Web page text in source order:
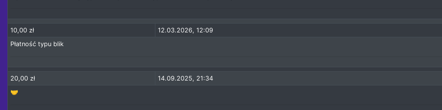
10,00 zł
12.03.2026, 12:09
Płatność typu blik
20,00 zł
14.09.2025, 21:34
🤝